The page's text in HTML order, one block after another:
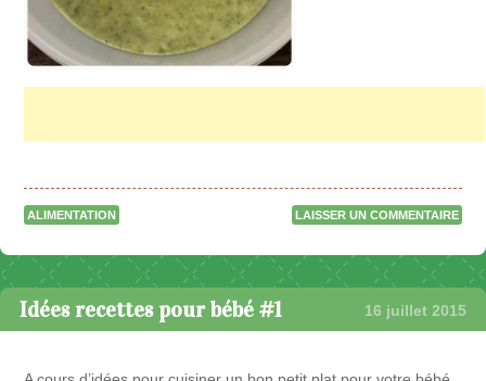
ALIMENTATION LAISSER UN COMMENTAIRE
Idées recettes pour bébé #1 16 juillet 2015